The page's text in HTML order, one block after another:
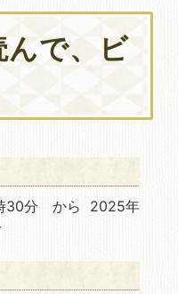
で、ビ
30分 から 2025年